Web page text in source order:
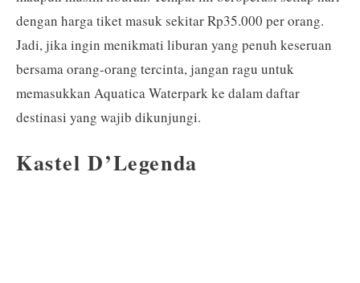
dengan harga tiket masuk sekitar Rp35.000 per orang.
Jadi, jika ingin menikmati liburan yang penuh keseruan
bersama orang-orang tercinta, jangan ragu untuk
memasukkan Aquatica Waterpark ke dalam daftar
destinasi yang wajib dikunjungi.
Kastel D’Legenda